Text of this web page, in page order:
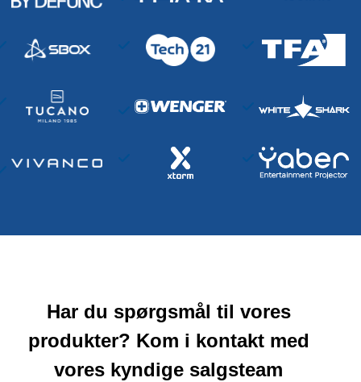
Har du spørgsmål til vores
produkter? Kom i kontakt med
vores kyndige salgsteam